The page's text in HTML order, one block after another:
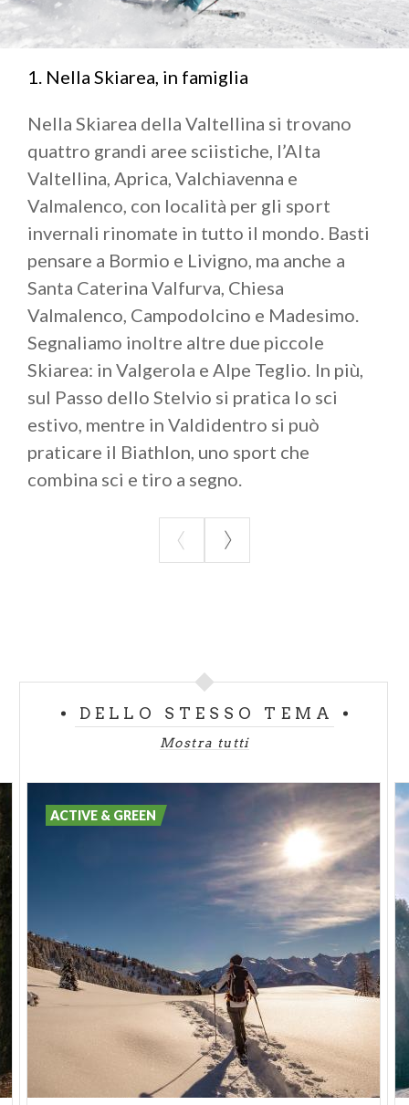
strutture scavate nella roccia in Valchiavenna per
conservare i salumi. Siediti in una delle tavolate che
polenta taragna. I pizzoccheri sono il piatto forte:
bottiglia di rosso robusto da stappare alla fine della
vacanza per ricordare i bei momenti.
1. Nella Skiarea, in famiglia
Nella Skiarea della Valtellina si trovano
quattro grandi aree sciistiche, l’Alta
Valtellina, Aprica, Valchiavenna e
Valmalenco, con località per gli sport
invernali rinomate in tutto il mondo. Basti
pensare a Bormio e Livigno, ma anche a
Santa Caterina Valfurva, Chiesa
Valmalenco, Campodolcino e Madesimo.
Segnaliamo inoltre altre due piccole
Skiarea: in Valgerola e Alpe Teglio. In più,
sul Passo dello Stelvio si pratica lo sci
estivo, mentre in Valdidentro si può
praticare il Biathlon, uno sport che
combina sci e tiro a segno.
DELLO STESSO TEMA
Mostra tutti
ACTIVE & GREEN